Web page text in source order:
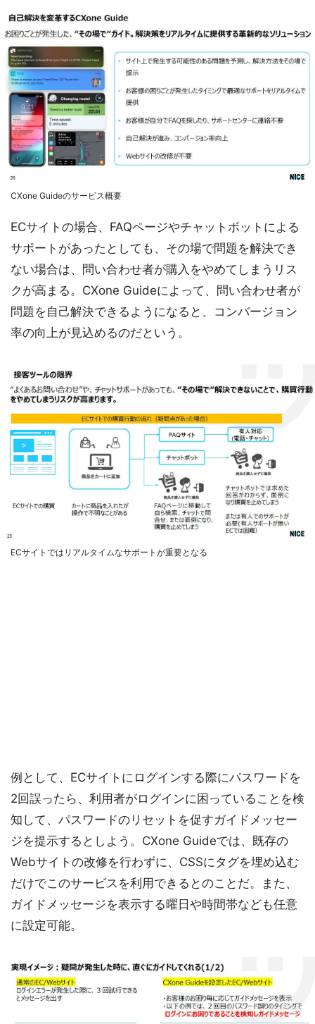
CXone Guideのサービス概要
ECサイトの場合、FAQページやチャットボットによる
サポートがあったとしても、その場で問題を解決でき
ない場合は、問い合わせ者が購入をやめてしまうリス
クが高まる。CXone Guideによって、問い合わせ者が
問題を自己解決できるようになると、コンバージョン
率の向上が見込めるのだという。
ECサイトではリアルタイムなサポートが重要となる
例として、ECサイトにログインする際にパスワードを
2回誤ったら、利用者がログインに困っていることを検
知して、パスワードのリセットを促すガイドメッセー
ジを提示するとしよう。CXone Guideでは、既存の
Webサイトの改修を行わずに、CSSにタグを埋め込む
だけでこのサービスを利用できるとのことだ。また、
ガイドメッセージを表示する曜日や時間帯なども任意
に設定可能。